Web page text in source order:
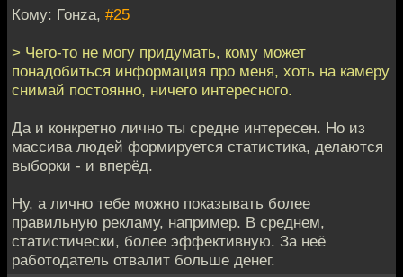
Кому: Гонzа, #25
> Чего-то не могу придумать, кому может
понадобиться информация про меня, хоть на камеру
снимай постоянно, ничего интересного.
Да и конкретно лично ты средне интересен. Но из
массива людей формируется статистика, делаются
выборки - и вперёд.
Ну, а лично тебе можно показывать более
правильную рекламу, например. В среднем,
статистически, более эффективную. За неё
работодатель отвалит больше денег.